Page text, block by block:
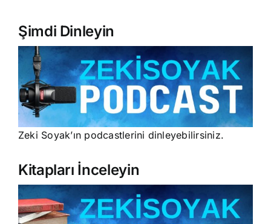
Şimdi Dinleyin
Zeki Soyak’ın podcastlerini dinleyebilirsiniz.
Kitapları İnceleyin